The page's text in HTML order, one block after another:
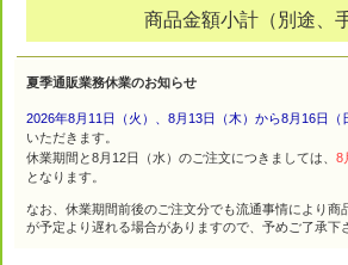
商品金額小計（別途、
夏季通販業務休業のお知らせ
2026年8月11日（火）、8月13日（木）から8月16日（
いただきます。
休業期間と8月12日（水）のご注文につきましては、 8
となります。
なお、休業期間前後のご注文分でも流通事情により商
が予定より遅れる場合がありますので、予めご了承下